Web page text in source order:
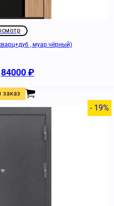
, муар чёрный)
84000₽
заказ
- 19%